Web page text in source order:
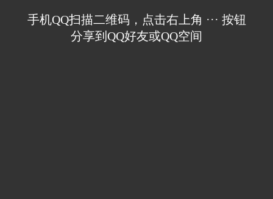
手机QQ扫描二维码，点击右上角 ··· 按钮
分享到QQ好友或QQ空间